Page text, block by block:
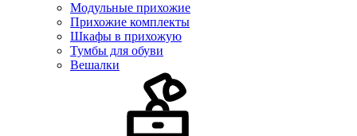
Модульные прихожие
Прихожие комплекты
Шкафы в прихожую
Тумбы для обуви
Вешалки